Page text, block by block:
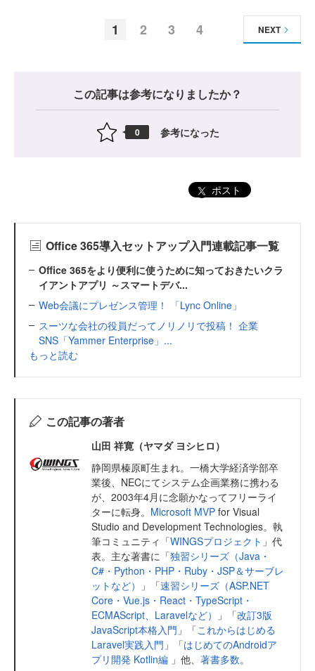
1 2 3 4 NEXT
この記事は参考になりましたか？
0 参考になった
ポスト
Office 365導入セットアップ入門連載記事一覧
Office 365をより便利に使うために知っておきたいクラ
イアントアプリ ～スマートデバ...
Web会議にプレゼンス管理！ 「Lync Online」
スーツな会社の役員だってノリノリで投稿！ 企業
SNS「Yammer Enterprise」...
もっと読む
この記事の著者
山田 祥寛（ヤマダ ヨシヒロ）
静岡県榛原町生まれ。一橋大学経済学部卒
業後、NECにてシステム企画業務に携わる
が、2003年4月に念願かなってフリーライ
ターに転身。 Microsoft MVP for Visual
Studio and Development Technologies。執
筆コミュニティ「WINGSプロジェクト 」代
表。主な著書に「独習シリーズ（Java・
C#・Python・PHP・Ruby・JSP＆サーブレ
ットなど）
」「速習シリーズ（ASP.NET
Core・Vue.js・React・TypeScript・
ECMAScript、Laravelなど）
」「改訂3版
JavaScript本格入門 」「これからはじめる
Laravel実践入門 」「はじめてのAndroidア
プリ開発 Kotlin編 」他、 著書多数。